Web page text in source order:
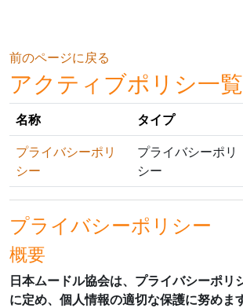
前のページに戻る
アクティブポリシ一覧
名称 タイプ
プライバシーポリ
シー
プライバシーポリ
シー
プライバシーポリシー
概要
日本ムードル協会は、プライバシーポリ
に定め、個人情報の適切な保護に努めま